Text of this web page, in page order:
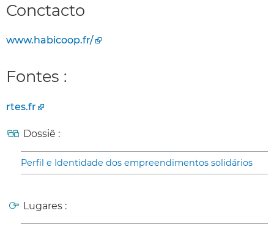
Conctacto
www.habicoop.fr/
Fontes :
rtes.fr
Dossiê :
Perfil e Identidade dos empreendimentos solidários
Lugares :